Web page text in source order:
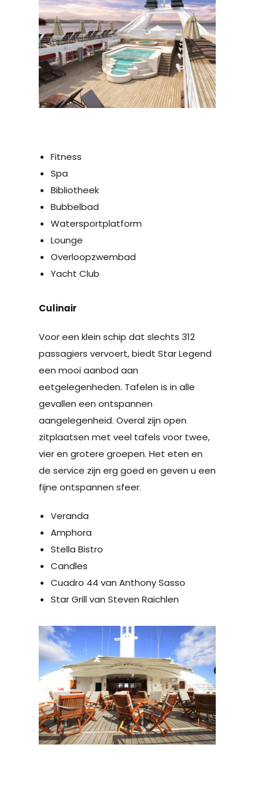
Fitness
Spa
Bibliotheek
Bubbelbad
Watersportplatform
Lounge
Overloopzwembad
Yacht Club
Culinair
Voor een klein schip dat slechts 312
passagiers vervoert, biedt Star Legend
een mooi aanbod aan
eetgelegenheden. Tafelen is in alle
gevallen een ontspannen
aangelegenheid. Overal zijn open
zitplaatsen met veel tafels voor twee,
vier en grotere groepen. Het eten en
de service zijn erg goed en geven u een
fijne ontspannen sfeer.
Veranda
Amphora
Stella Bistro
Candles
Cuadro 44 van Anthony Sasso
Star Grill van Steven Raichlen